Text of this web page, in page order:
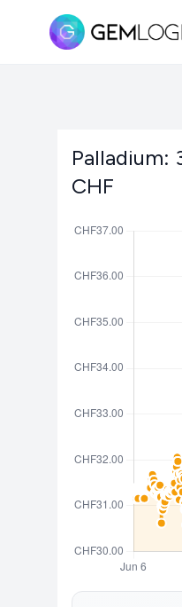
Palladium:
CHF